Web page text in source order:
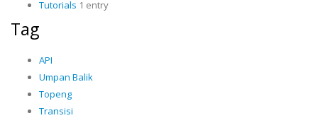
Tutorials 1 entry
Tag
API
Umpan Balik
Topeng
Transisi